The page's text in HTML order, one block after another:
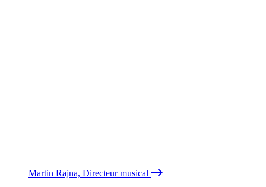
Martin Rajna, Directeur musical